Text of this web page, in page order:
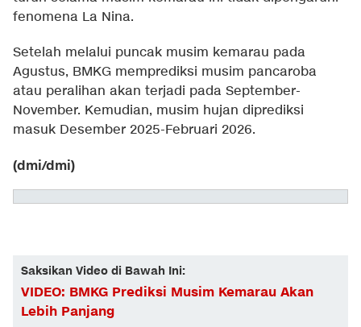
fenomena La Nina.
Setelah melalui puncak musim kemarau pada
Agustus, BMKG memprediksi musim pancaroba
atau peralihan akan terjadi pada September-
November. Kemudian, musim hujan diprediksi
masuk Desember 2025-Februari 2026.
(dmi/dmi)
Saksikan Video di Bawah Ini:
VIDEO: BMKG Prediksi Musim Kemarau Akan
Lebih Panjang